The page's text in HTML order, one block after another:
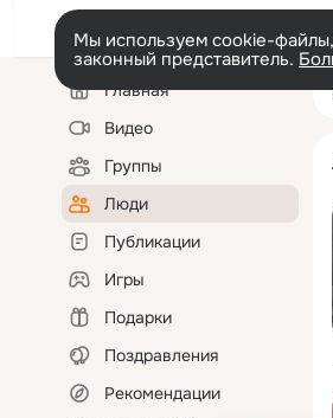
Мы используем cookie-
законный представитель.
Левая
колонкаГлавная
Видео
Группы
Люди
Публикации
Игры
Подарки
Поздравления
Рекомендации